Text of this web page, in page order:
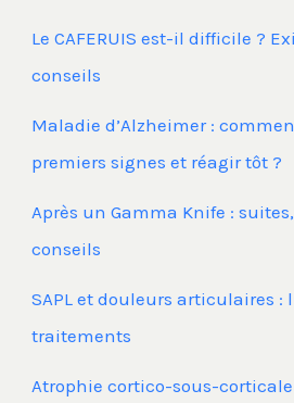
Le CAFERUIS est-il difficile ?
conseils
Maladie d’Alzheimer :
premiers signes et réagir tôt ?
Après un Gamma Knife :
conseils
SAPL et douleurs articulaires :
traitements
Atrophie cortico-sous-